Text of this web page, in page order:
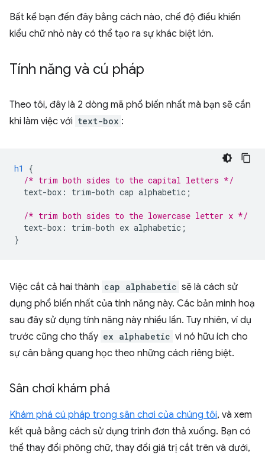
Bất kể bạn đến đây bằng cách nào, chế độ điều khiển
kiểu chữ nhỏ này có thể tạo ra sự khác biệt lớn.
Tính năng và cú pháp
Theo tôi, đây là 2 dòng mã phổ biến nhất mà bạn sẽ cần
khi làm việc với text-box :
h1
{
/* trim both sides to the capital letters */
text-box : trim-both cap alphabetic ;
/* trim both sides to the lowercase letter x */
text-box : trim-both ex alphabetic ;
}
Việc cắt cả hai thành cap alphabetic sẽ là cách sử
dụng phổ biến nhất của tính năng này. Các bản minh hoạ
sau đây sử dụng tính năng này nhiều lần. Tuy nhiên, ví dụ
trước cũng cho thấy ex alphabetic vì nó hữu ích cho
sự cân bằng quang học theo những cách riêng biệt.
Sân chơi khám phá
Khám phá cú pháp trong sân chơi của chúng tôi, và xem
kết quả bằng cách sử dụng trình đơn thả xuống. Bạn có
thể thay đổi phông chữ, thay đổi giá trị cắt trên và dưới,